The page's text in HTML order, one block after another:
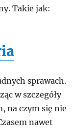
Takie jak:
sprawach.
w szczegóły
na czym się nie
nawet